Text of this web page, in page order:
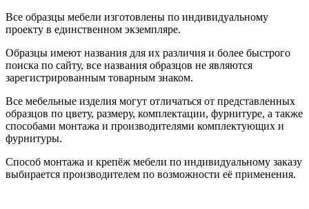
Все образцы мебели изготовлены по индивидуальному
проекту в единственном экземпляре.
Образцы имеют названия для их различия и более быстрого
поиска по сайту, все названия образцов не являются
зарегистрированным товарным знаком.
Все мебельные изделия могут отличаться от представленных
образцов по цвету, размеру, комплектации, фурнитуре, а также
способами монтажа и производителями комплектующих и
фурнитуры.
Способ монтажа и крепёж мебели по индивидуальному заказу
выбирается производителем по возможности её применения.